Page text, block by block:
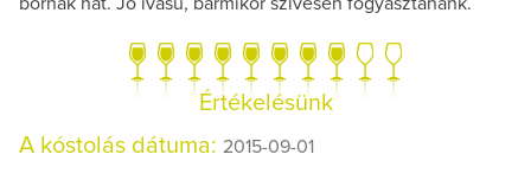
Értékelésünk
A kóstolás dátuma: 2015-09-01